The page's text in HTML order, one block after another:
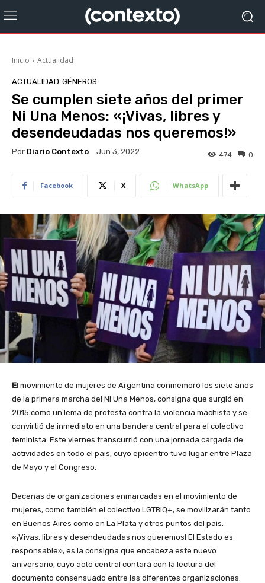
Inicio Actualidad
ACTUALIDAD GÉNEROS
Se cumplen siete años del primer
Ni Una Menos: «¡Vivas, libres y
desendeudadas nos queremos!»
Por Diario Contexto Jun 3, 2022 0
474
Facebook X WhatsApp
El movimiento de mujeres de Argentina conmemoró los siete años
de la primera marcha del Ni Una Menos, consigna que surgió en
2015 como un lema de protesta contra la violencia machista y se
convirtió de inmediato en una bandera central para el colectivo
feminista. Este viernes transcurrió con una jornada cargada de
actividades en todo el país, cuyo epicentro tuvo lugar entre Plaza
de Mayo y el Congreso.
Decenas de organizaciones enmarcadas en el movimiento de
mujeres, como también el colectivo LGTBIQ+, se movilizarán tanto
en Buenos Aires como en La Plata y otros puntos del país.
«¡Vivas, libres y desendeudadas nos queremos! El Estado es
responsable», es la consigna que encabeza este nuevo
aniversario, cuyo acto central contará con la lectura del
documento consensuado entre las diferentes organizaciones.